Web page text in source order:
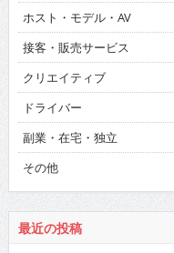
ホスト・モデル・AV
接客・販売サービス
クリエイティブ
ドライバー
副業・在宅・独立
その他
最近の投稿